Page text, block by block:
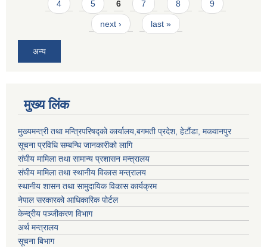
4 5 6 7 8 9
next › last »
अन्य
मुख्य लिंक
मुख्यमन्त्री तथा मन्त्रिपरिषद्को कार्यालय,बगमती प्रदेश, हेटौंडा, मकवानपुर
सूचना प्रविधि सम्बन्धि जानकारीको लागि
संघीय मामिला तथा सामान्य प्रशासन मन्त्रालय
संघीय मामिला तथा स्थानीय विकास मन्त्रालय
स्थानीय शासन तथा सामुदायिक विकास कार्यक्रम
नेपाल सरकारको आधिकारिक पोर्टल
केन्द्रीय पञ्जीकरण विभाग
अर्थ मन्त्रालय
सूचना बिभाग